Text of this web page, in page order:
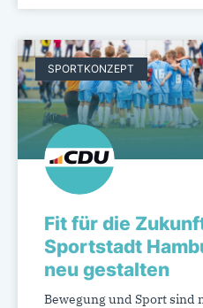
SPORTKONZEPT
Fit für die
Sportstadt
neu gestalten
Bewegung und Sport sind